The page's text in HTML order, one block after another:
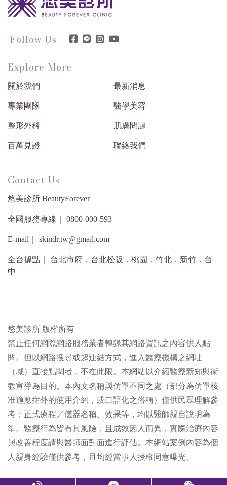
Follow Us
Explore More
關於我們 最新消息
專業團隊 醫學美容
整形外科 肌膚問題
百萬見證 聯絡我們
Contact Us
悠美診所 BeautyForever
全國服務專線｜ 0800-000-593
E-mail｜ skindr.tw@gmail.com
全台據點｜ 台北市府．台北松阪．桃園．竹北．新竹．台
中
悠美診所 版權所有
禁止任何網際網路服務業者轉錄其網路資訊之內容供人點
閱。但以網路搜尋或超連結方式，進入醫療機構之網址
（域）直接點閱者，不在此限。本網站以介紹醫療新知與衛
教宣導為目的。本內文名稱與仿單不同之處（部分為仿單核
准適應症外的使用介紹，或口語化之俗稱）僅供民眾理解參
考；正式療程／儀器名稱、效果等，均以醫師親自說明為
準。醫療行為皆有其風險，且成效因人而異，實際治療內容
與改善程度請與醫師面對面進行評估。本網站案例內容為個
人親身經驗僅供參考，且均經當事人授權同意曝光。